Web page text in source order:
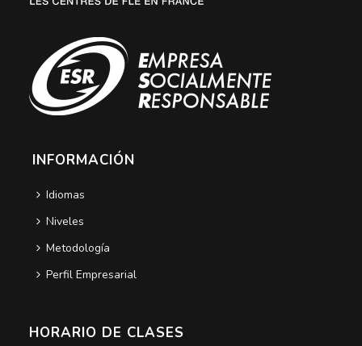
INFORMACIÓN
Idiomas
Niveles
Metodología
Perfil Empresarial
HORARIO DE CLASES